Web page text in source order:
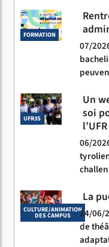
FORMATION
07/
UFR3S
Un
soi
l’UFR
06/
CULTURE/ANIMATION
DES CAMPUS
La
24/06/
de